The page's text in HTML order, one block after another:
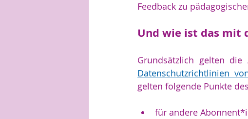
Feedback zu
Und wie ist das mit
Grundsätzlich gelten die
Datenschutzrichtlinien
gelten folgende Punkte
für andere